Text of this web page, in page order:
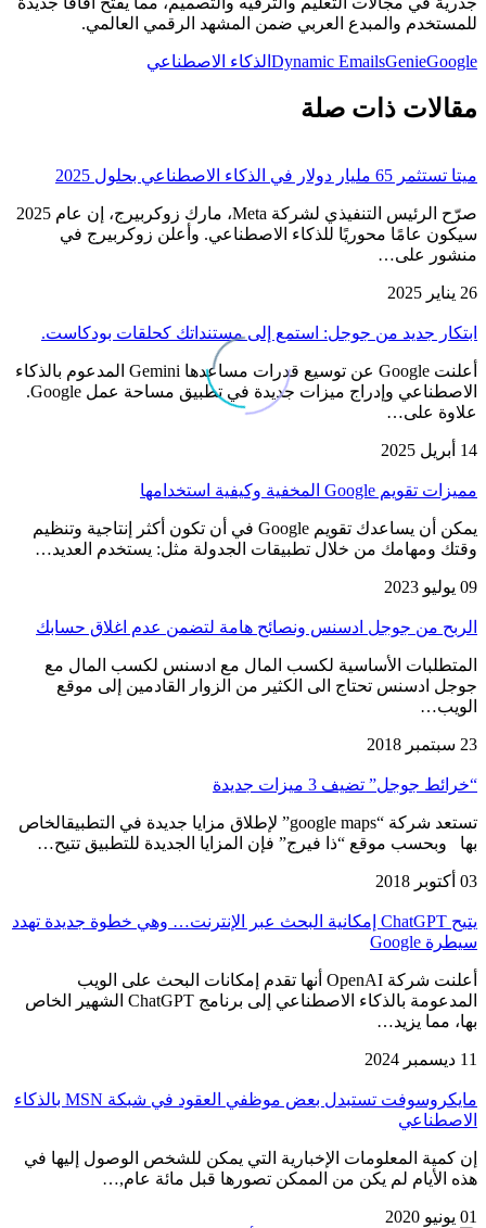
للمستخدم والمبدع العربي ضمن المشهد الرقمي العالمي.
Dynamic EmailsGenieGoogle الذكاء الاصطناعي
مقالات ذات صلة
ميتا تستثمر 65 مليار دولار في الذكاء الاصطناعي بحلول 2025
صرّح الرئيس التنفيذي لشركة Meta، مارك زوكربيرج، إن عام 2025
سيكون عامًا محوريًا للذكاء الاصطناعي. وأعلن زوكربيرج في
منشور على…
26 يناير 2025
ابتكار جديد من جوجل: استمع إلى مستنداتك كحلقات بودكاست.
أعلنت Google عن توسيع قدرات مساعدها Gemini المدعوم بالذكاء
الاصطناعي وإدراج ميزات جديدة في تطبيق مساحة عمل Google.
علاوة على…
14 أبريل 2025
مميزات تقويم Google المخفية وكيفية استخدامها
يمكن أن يساعدك تقويم Google في أن تكون أكثر إنتاجية وتنظيم
وقتك ومهامك من خلال تطبيقات الجدولة مثل: يستخدم العديد…
09 يوليو 2023
الربح من جوجل ادسنس ونصائح هامة لتضمن عدم اغلاق حسابك
المتطلبات الأساسية لكسب المال مع ادسنس لكسب المال مع
جوجل ادسنس تحتاج الى الكثير من الزوار القادمين إلى موقع
الويب…
23 سبتمبر 2018
“خرائط جوجل” تضيف 3 ميزات جديدة
تستعد شركة “google maps” لإطلاق مزايا جديدة في التطبيقالخاص
بها وبحسب موقع “ذا فيرج” فإن المزايا الجديدة للتطبيق تتيح…
03 أكتوبر 2018
يتيح ChatGPT إمكانية البحث عبر الإنترنت… وهي خطوة جديدة تهدد
سيطرة Google
أعلنت شركة OpenAI أنها تقدم إمكانات البحث على الويب
المدعومة بالذكاء الاصطناعي إلى برنامج ChatGPT الشهير الخاص
بها، مما يزيد…
11 ديسمبر 2024
مايكروسوفت تستبدل بعض موظفي العقود في شبكة MSN بالذكاء
الاصطناعي
إن كمية المعلومات الإخبارية التي يمكن للشخص الوصول إليها في
هذه الأيام لم يكن من الممكن تصورها قبل مائة عام,…
01 يونيو 2020